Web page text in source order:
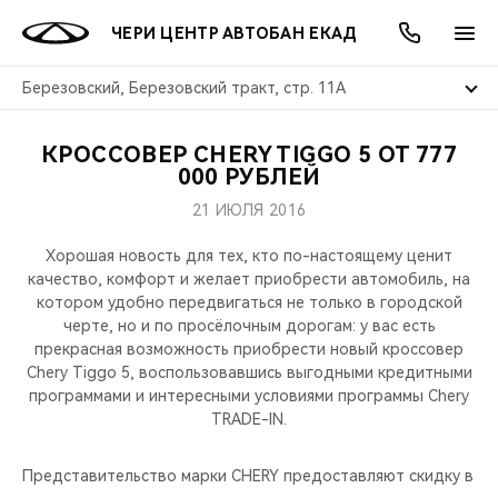
ЧЕРИ ЦЕНТР АВТОБАН ЕКАД
Березовский, Березовский тракт, стр. 11А
МОДЕЛИ
КРОССОВЕРЫ
СЕДАНЫ
ПОКУПАТЕЛЯМ
КРЕДИТ И СТРАХОВАНИЕ
ВЛАДЕЛЬЦАМ
ЗАПЧАСТИ И АКСЕССУАРЫ
ПОДДЕРЖКА
МИР CHERY
О БРЕНДЕ
CHERY В СОЦСЕТЯХ
АКЦИИ
ОНЛАЙН СЕРВИСЫ
КРЕДИТ
О КОМПАНИИ
МЫ В СОЦСЕТЯХ
КРОССОВЕР CHERY TIGGO 5 ОТ 777
000 РУБЛЕЙ
21 ИЮЛЯ 2016
Хорошая новость для тех, кто по-настоящему ценит
качество, комфорт и желает приобрести автомобиль, на
котором удобно передвигаться не только в городской
черте, но и по просёлочным дорогам: у вас есть
прекрасная возможность приобрести новый кроссовер
Chery Tiggo 5, воспользовавшись выгодными кредитными
программами и интересными условиями программы Chery
TRADE-IN.
Представительство марки CHERY предоставляют скидку в